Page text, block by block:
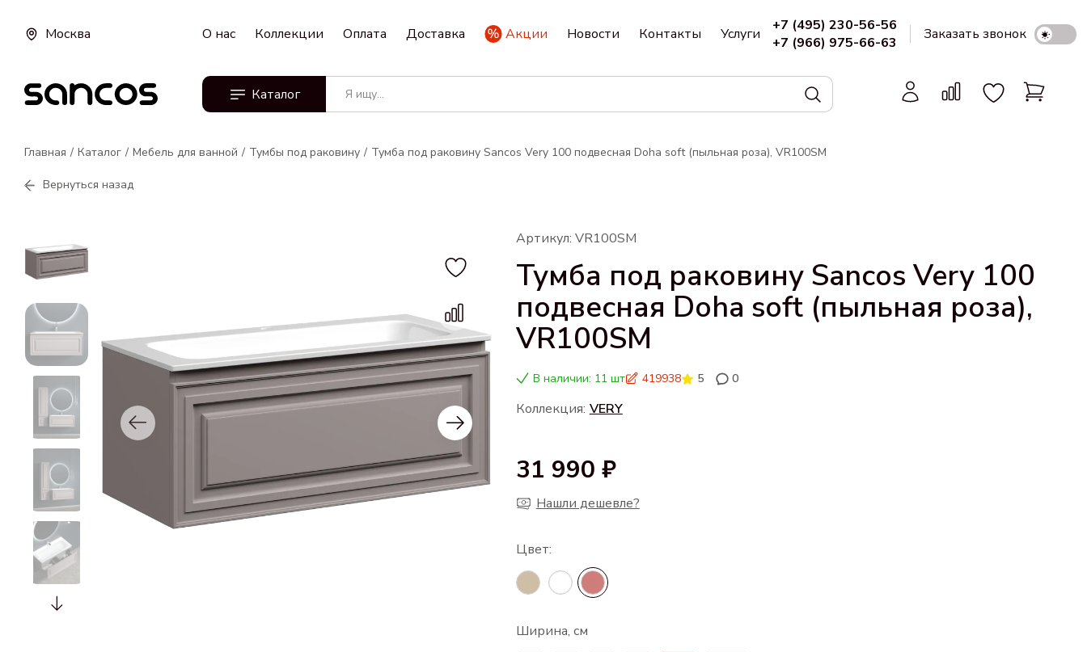
Москва О нас Коллекции Оплата Доставка Акции Новости Контакты Услуги
+7 (495) 230-56-56
+7 (966) 975-66-63
Заказать звонок
Каталог
Главная Каталог Мебель для ванной Тумбы под раковину Тумба под раковину Sancos Very 100 подвесная Doha soft (пыльная роза), VR100SM
Вернуться назад
Артикул: VR100SM
Тумба под раковину Sancos Very 100
подвесная Doha soft (пыльная роза),
VR100SM
В наличии: 11 шт 419938 5 0
Коллекция: VERY
31 990 ₽
Нашли дешевле?
Ширина, см